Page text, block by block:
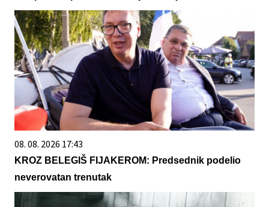
08. 08. 2026 17:43
KROZ BELEGIŠ FIJAKEROM: Predsednik podelio
neverovatan trenutak